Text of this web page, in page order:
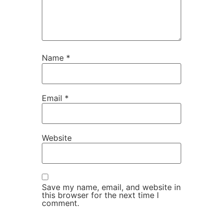
Name *
Email *
Website
Save my name, email, and website in
this browser for the next time I
comment.